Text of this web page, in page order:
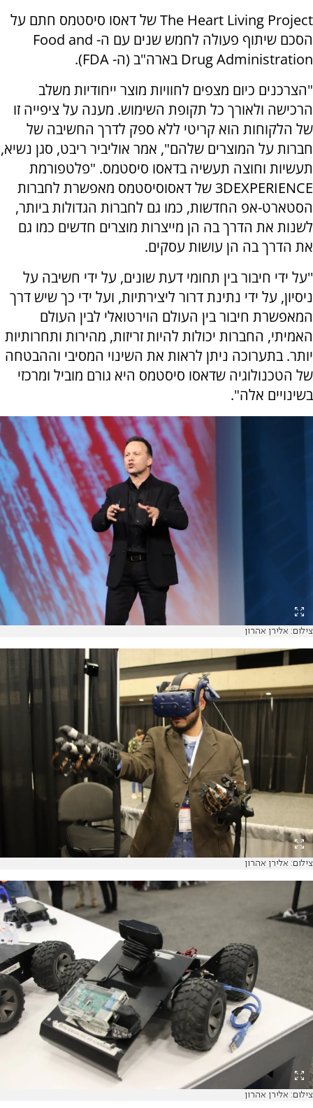
The Heart Living Projectשל דאסו סיסטמס חתם על
הסכם שיתוף פעולה לחמש שנים עם ה- Food and
Drug Administration בארה"ב (ה-FDA).
"הצרכנים כיום מצפים לחוויות מוצר ייחודיות משלב
הרכישה ולאורך כל תקופת השימוש. מענה על ציפייה זו
של הלקוחות הוא קריטי ללא ספק לדרך החשיבה של
חברות על המוצרים שלהם", אמר אוליביר ריבט, סגן נשיא,
תעשיות וחוצה תעשיה בדאסו סיסטמס. "פלטפורמת
3DEXPERIENCE
של דאסוסיסטמס מאפשרת לחברות
הסטארט-אפ החדשות, כמו גם לחברות הגדולות ביותר,
לשנות את הדרך בה הן מייצרות מוצרים חדשים כמו גם
את הדרך בה הן עושות עסקים.
''על ידי חיבור בין תחומי דעת שונים, על ידי חשיבה על
ניסיון, על ידי נתינת דרור ליצירתיות, ועל ידי כך שיש דרך
המאפשרת חיבור בין העולם הוירטואלי לבין העולם
האמיתי, החברות יכולות להיות זריזות, מהירות ותחרותיות
יותר. בתערוכה ניתן לראות את השינוי המסיבי וההבטחה
של הטכנולוגיה שדאסו סיסטמס היא גורם מוביל ומרכזי
בשינויים אלה".
צילום: אלירן אהרון
צילום: אלירן אהרון
צילום: אלירן אהרון